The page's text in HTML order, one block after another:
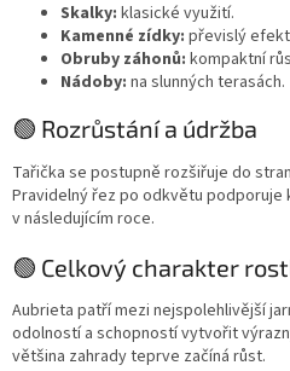
Skalky: klasické využití.
Kamenné zídky: převislý
Obruby záhonů: kompaktní
Nádoby: na slunných terasách.
🟢 Rozrůstání a údržba
Tařička se postupně rozšiřuje do
Pravidelný řez po odkvětu
v následujícím roce.
🟢 Celkový charakter
Aubrieta patří mezi nejspolehlivější
odolností a schopností vytvořit
většina zahrady teprve začíná růst.